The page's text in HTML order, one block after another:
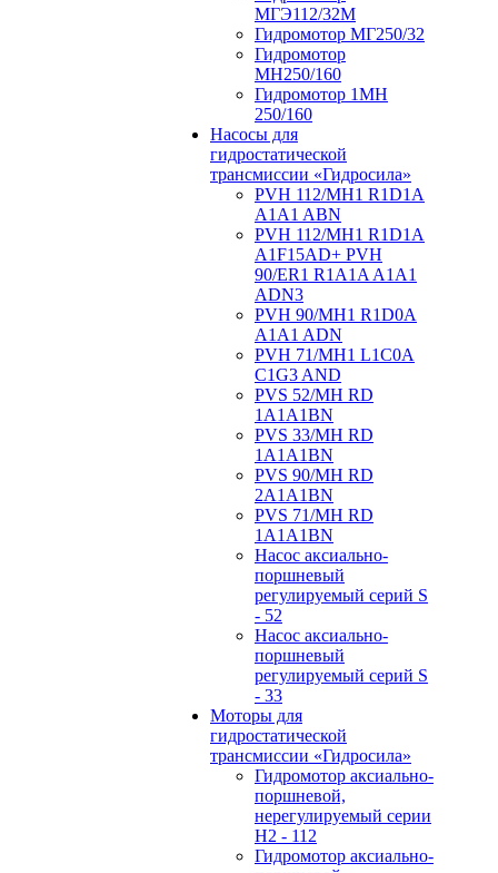
МГЭ112/32M
Гидромотор МГ250/32
Гидромотор
МН250/160
Гидромотор 1МН
250/160
Насосы для
гидростатической
трансмиссии «Гидросила»
PVH 112/MH1 R1D1A
A1A1 ABN
PVH 112/MH1 R1D1A
A1F15AD+ PVH
90/ER1 R1A1A A1A1
ADN3
PVH 90/MH1 R1D0A
A1A1 ADN
PVH 71/MH1 L1C0A
C1G3 AND
PVS 52/MH RD
1A1A1BN
PVS 33/MH RD
1A1A1BN
PVS 90/MH RD
2A1A1BN
PVS 71/MH RD
1A1A1BN
Hасос аксиально-
поршневый
регулируемый серий S
- 52
Hасос аксиально-
поршневый
регулируемый серий S
- 33
Моторы для
гидростатической
трансмиссии «Гидросила»
Гидромотор аксиально-
поршневой,
нерегулируемый cерии
H2 - 112
Гидромотор аксиально-